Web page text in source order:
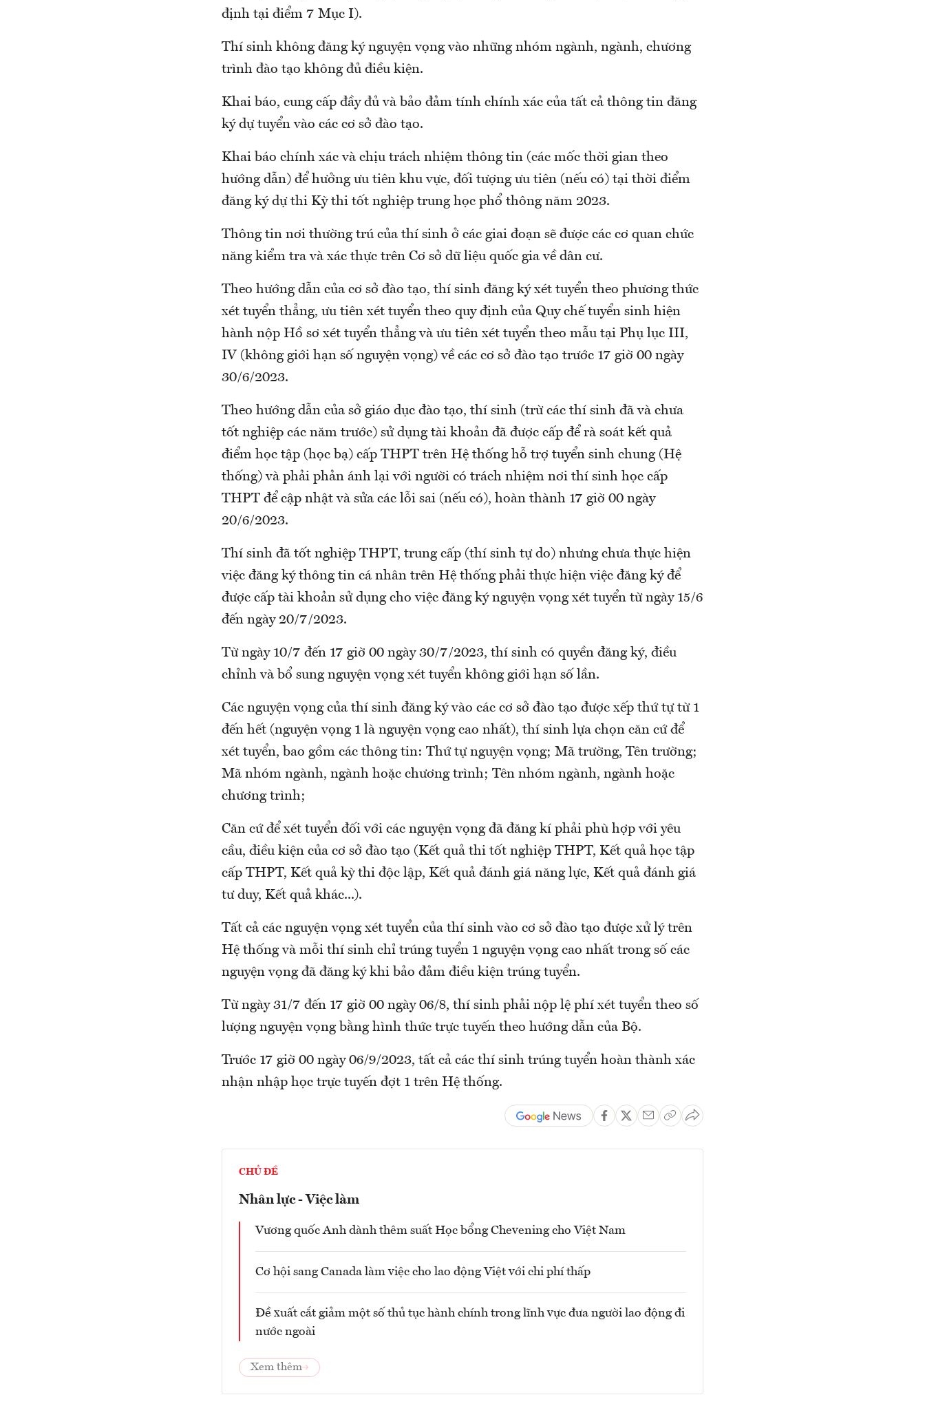
định tại điểm 7 Mục I).
Thí sinh không đăng ký nguyện vọng vào những nhóm ngành, ngành, chương
trình đào tạo không đủ điều kiện.
Khai báo, cung cấp đầy đủ và bảo đảm tính chính xác của tất cả thông tin đăng
ký dự tuyển vào các cơ sở đào tạo.
Khai báo chính xác và chịu trách nhiệm thông tin (các mốc thời gian theo
hướng dẫn) để hưởng ưu tiên khu vực, đối tượng ưu tiên (nếu có) tại thời điểm
đăng ký dự thi Kỳ thi tốt nghiệp trung học phổ thông năm 2023.
Thông tin nơi thường trú của thí sinh ở các giai đoạn sẽ được các cơ quan chức
năng kiểm tra và xác thực trên Cơ sở dữ liệu quốc gia về dân cư.
Theo hướng dẫn của cơ sở đào tạo, thí sinh đăng ký xét tuyển theo phương thức
xét tuyển thẳng, ưu tiên xét tuyển theo quy định của Quy chế tuyển sinh hiện
hành nộp Hồ sơ xét tuyển thẳng và ưu tiên xét tuyển theo mẫu tại Phụ lục III,
IV (không giới hạn số nguyện vọng) về các cơ sở đào tạo trước 17 giờ 00 ngày
30/6/2023.
Theo hướng dẫn của sở giáo dục đào tạo, thí sinh (trừ các thí sinh đã và chưa
tốt nghiệp các năm trước) sử dụng tài khoản đã được cấp để rà soát kết quả
điểm học tập (học bạ) cấp THPT trên Hệ thống hỗ trợ tuyển sinh chung (Hệ
thống) và phải phản ánh lại với người có trách nhiệm nơi thí sinh học cấp
THPT để cập nhật và sửa các lỗi sai (nếu có), hoàn thành 17 giờ 00 ngày
20/6/2023.
Thí sinh đã tốt nghiệp THPT, trung cấp (thí sinh tự do) nhưng chưa thực hiện
việc đăng ký thông tin cá nhân trên Hệ thống phải thực hiện việc đăng ký để
được cấp tài khoản sử dụng cho việc đăng ký nguyện vọng xét tuyển từ ngày 15/6
đến ngày 20/7/2023.
Từ ngày 10/7 đến 17 giờ 00 ngày 30/7/2023, thí sinh có quyền đăng ký, điều
chỉnh và bổ sung nguyện vọng xét tuyển không giới hạn số lần.
Các nguyện vọng của thí sinh đăng ký vào các cơ sở đào tạo được xếp thứ tự từ 1
đến hết (nguyện vọng 1 là nguyện vọng cao nhất), thí sinh lựa chọn căn cứ để
xét tuyển, bao gồm các thông tin: Thứ tự nguyện vọng; Mã trường, Tên trường;
Mã nhóm ngành, ngành hoặc chương trình; Tên nhóm ngành, ngành hoặc
chương trình;
Căn cứ để xét tuyển đối với các nguyện vọng đã đăng kí phải phù hợp với yêu
cầu, điều kiện của cơ sở đào tạo (Kết quả thi tốt nghiệp THPT, Kết quả học tập
cấp THPT, Kết quả kỳ thi độc lập, Kết quả đánh giá năng lực, Kết quả đánh giá
tư duy, Kết quả khác...).
Tất cả các nguyện vọng xét tuyển của thí sinh vào cơ sở đào tạo được xử lý trên
Hệ thống và mỗi thí sinh chỉ trúng tuyển 1 nguyện vọng cao nhất trong số các
nguyện vọng đã đăng ký khi bảo đảm điều kiện trúng tuyển.
Từ ngày 31/7 đến 17 giờ 00 ngày 06/8, thí sinh phải nộp lệ phí xét tuyển theo số
lượng nguyện vọng bằng hình thức trực tuyến theo hướng dẫn của Bộ.
Trước 17 giờ 00 ngày 06/9/2023, tất cả các thí sinh trúng tuyển hoàn thành xác
nhận nhập học trực tuyến đợt 1 trên Hệ thống.
CHỦ ĐỀ
Nhân lực - Việc làm
Vương quốc Anh dành thêm suất Học bổng Chevening cho Việt Nam
Cơ hội sang Canada làm việc cho lao động Việt với chi phí thấp
Đề xuất cắt giảm một số thủ tục hành chính trong lĩnh vực đưa người lao động đi
nước ngoài
Xem thêm